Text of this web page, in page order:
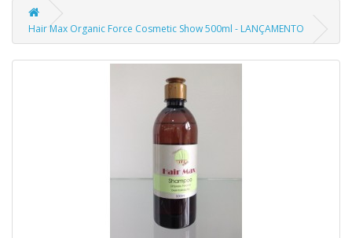
Hair Max Organic Force Cosmetic Show 500ml - LANÇAMENTO